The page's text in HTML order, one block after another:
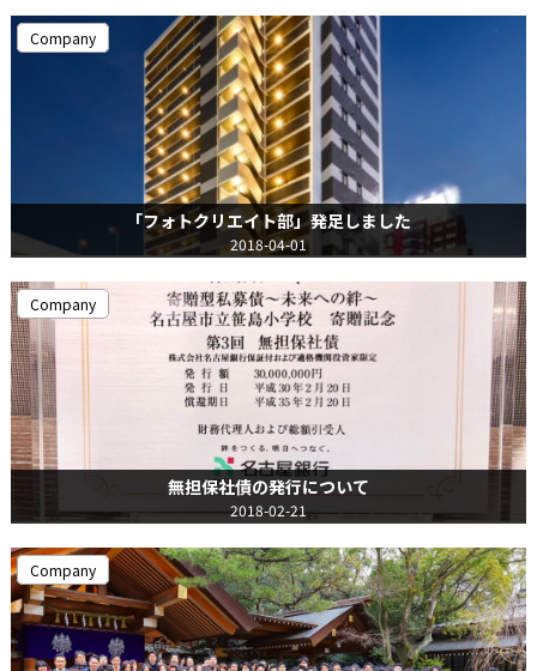
Company
「フォトクリエイト部」発足しました
2018-04-01
Company
無担保社債の発行について
2018-02-21
Company